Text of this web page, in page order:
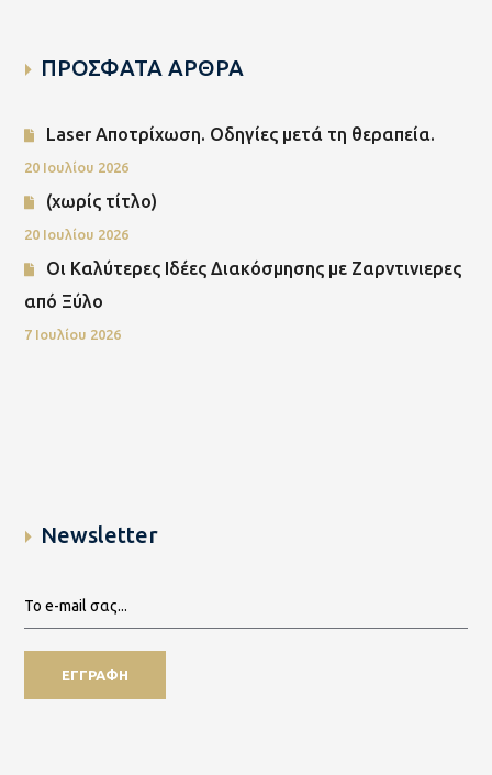
ΠΡΟΣΦΑΤΑ ΑΡΘΡΑ
Laser Αποτρίχωση. Οδηγίες μετά τη θεραπεία.
20 Ιουλίου 2026
(χωρίς τίτλο)
20 Ιουλίου 2026
Οι Καλύτερες Ιδέες Διακόσμησης με Ζαρντινιερες
από Ξύλο
7 Ιουλίου 2026
Newsletter